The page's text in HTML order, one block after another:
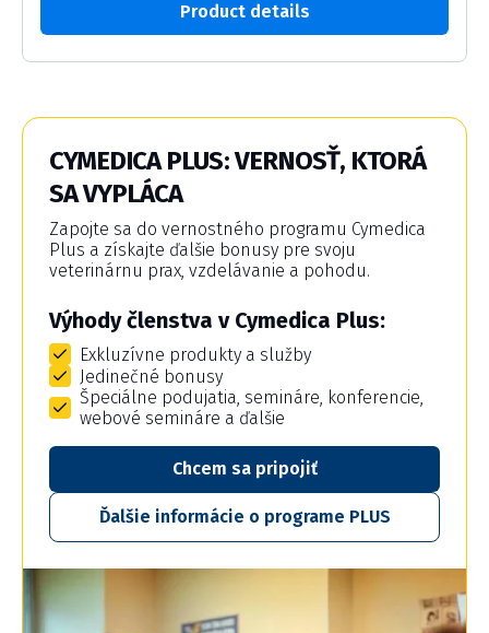
Product details
CYMEDICA PLUS: VERNOSŤ, KTORÁ
SA VYPLÁCA
Zapojte sa do vernostného programu Cymedica
Plus a získajte ďalšie bonusy pre svoju
veterinárnu prax, vzdelávanie a pohodu.
Výhody členstva v Cymedica Plus:
Exkluzívne produkty a služby
Jedinečné bonusy
Špeciálne podujatia, semináre, konferencie,
webové semináre a ďalšie
Chcem sa pripojiť
Ďalšie informácie o programe PLUS